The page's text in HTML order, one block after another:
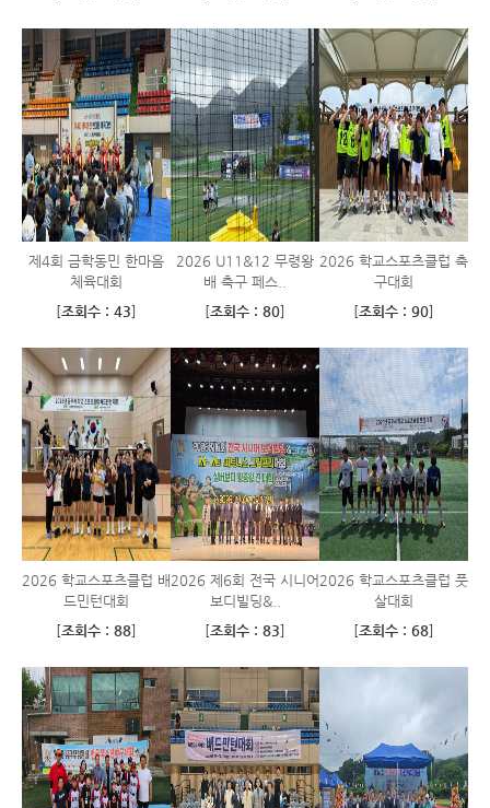
제4회 금학동민 한마음
체육대회
[조회수 : 43]
2026 U11&12 무령왕
배 축구 페스..
[조회수 : 80]
2026 학교스포츠클럽 축
구대회
[조회수 : 90]
2026 학교스포츠클럽 배
드민턴대회
[조회수 : 88]
2026 제6회 전국 시니어
보디빌딩&..
[조회수 : 83]
2026 학교스포츠클럽 풋
살대회
[조회수 : 68]